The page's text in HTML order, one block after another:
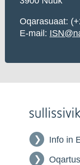
Oqarasuaat:
E-mail:
Info in